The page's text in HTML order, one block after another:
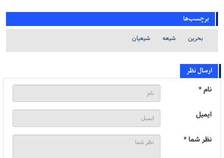
برچسب‌ها
بحرین شیعه شیعیان
ارسال نظر
نام *
ایمیل
نظر شما *